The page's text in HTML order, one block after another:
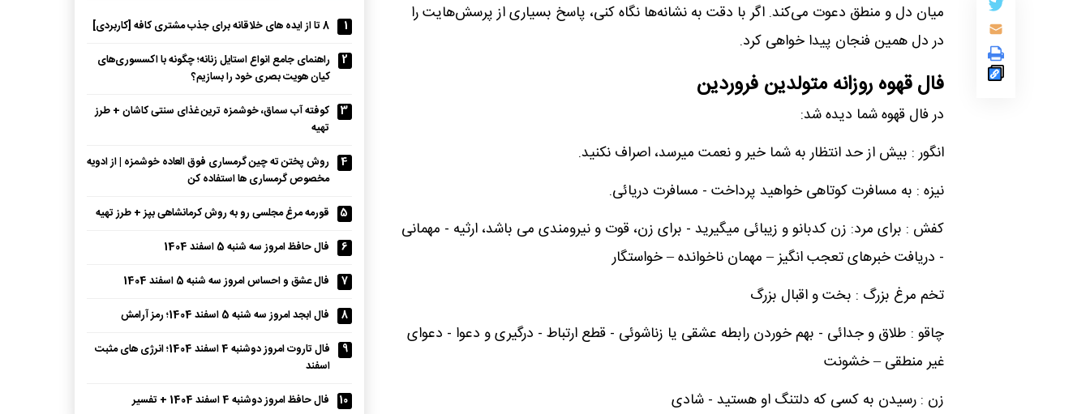
میان دل و منطق دعوت می‌کند. اگر با دقت به نشانه‌ها نگاه کنی، پاسخ بسیاری از پرسش‌هایت را
در دل همین فنجان پیدا خواهی کرد.
فال قهوه روزانه متولدین فروردین
در فال قهوه شما دیده شد:
انگور : بیش از حد انتظار به شما خیر و نعمت میرسد، اصراف نکنید.
نیزه : به مسافرت کوتاهی خواهید پرداخت - مسافرت دریائی.
کفش : برای مرد: زن کدبانو و زیبائی میگیرید - برای زن، قوت و نیرومندی می باشد، ارثیه - مهمانی
- دریافت خبرهای تعجب انگیز – مهمان ناخوانده – خواستگار
تخم مرغ بزرگ : بخت و اقبال بزرگ
چاقو : طلاق و جدائی - بهم خوردن رابطه عشقی یا زناشوئی - قطع ارتباط - درگیری و دعوا - دعوای
غیر منطقی – خشونت
زن : رسیدن به کسی که دلتنگ او هستید - شادی
1
8 تا از ایده های خلاقانه برای جذب مشتری کافه [کاربردی]
2
راهنمای جامع انواع استایل زنانه؛ چگونه با اکسسوری‌های
کیان هویت بصری خود را بسازیم؟
3
کوفته آب سماق، خوشمزه ترین غذای سنتی کاشان + طرز
تهیه
4
روش پختن ته چین گرمساری فوق العاده خوشمزه | از ادویه
مخصوص گرمساری ها استفاده کن
5
قورمه مرغ مجلسی رو به روش کرمانشاهی بپز + طرز تهیه
6
فال حافظ امروز سه شنبه 5 اسفند 1404
7
فال عشق و احساس امروز سه شنبه 5 اسفند 1404
8
فال ابجد امروز سه شنبه 5 اسفند 1404؛ رمز آرامش
9
فال تاروت امروز دوشنبه 4 اسفند 1404؛ انرژی های مثبت
اسفند
10
فال حافظ امروز دوشنبه 4 اسفند 1404 + تفسیر